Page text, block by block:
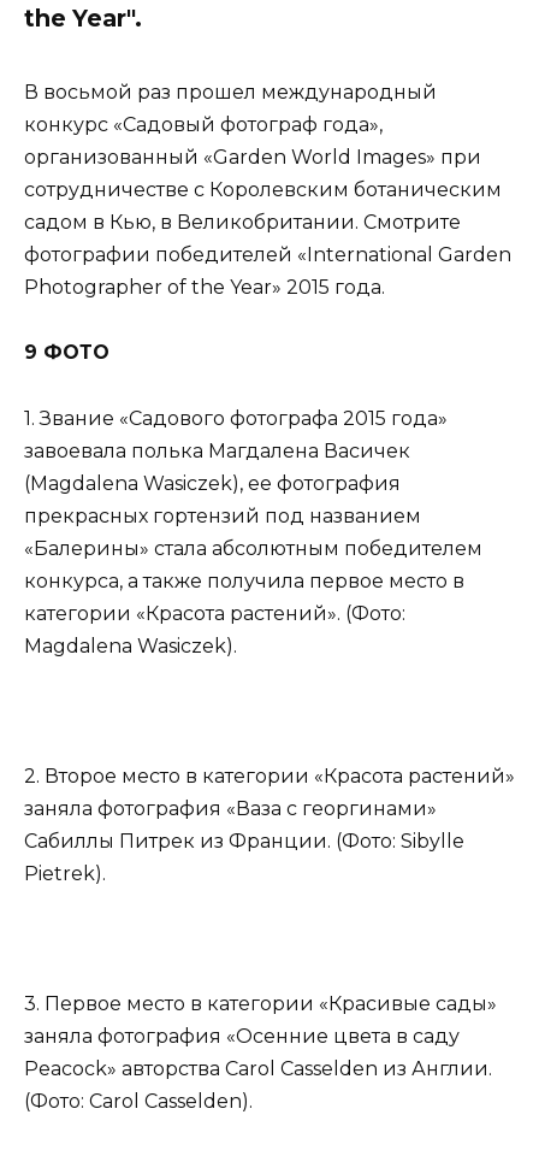
the Year".
В восьмой раз прошел международный
конкурс «Садовый фотограф года»,
организованный «Garden World Images» при
сотрудничестве с Королевским ботаническим
садом в Кью, в Великобритании. Смотрите
фотографии победителей «International Garden
Photographer of the Year» 2015 года.
9 ФОТО
1. Звание «Садового фотографа 2015 года»
завоевала полька Магдалена Васичек
(Magdalena Wasiczek), ее фотография
прекрасных гортензий под названием
«Балерины» стала абсолютным победителем
конкурса, а также получила первое место в
категории «Красота растений». (Фото:
Magdalena Wasiczek).
2. Второе место в категории «Красота растений»
заняла фотография «Ваза с георгинами»
Сабиллы Питрек из Франции. (Фото: Sibylle
Pietrek).
3. Первое место в категории «Красивые сады»
заняла фотография «Осенние цвета в саду
Peacock» авторства Carol Casselden из Англии.
(Фото: Carol Casselden).